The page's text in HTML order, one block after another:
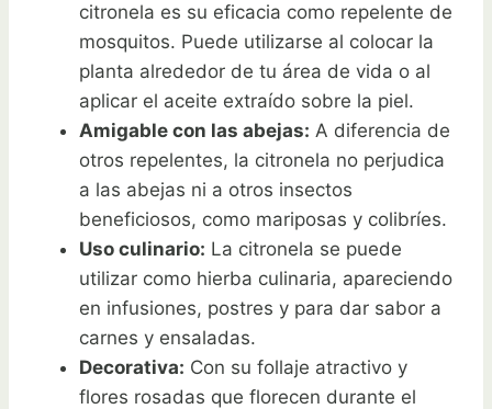
citronela es su eficacia como repelente de
mosquitos. Puede utilizarse al colocar la
planta alrededor de tu área de vida o al
aplicar el aceite extraído sobre la piel.
Amigable con las abejas: A diferencia de
otros repelentes, la citronela no perjudica
a las abejas ni a otros insectos
beneficiosos, como mariposas y colibríes.
Uso culinario: La citronela se puede
utilizar como hierba culinaria, apareciendo
en infusiones, postres y para dar sabor a
carnes y ensaladas.
Decorativa: Con su follaje atractivo y
flores rosadas que florecen durante el